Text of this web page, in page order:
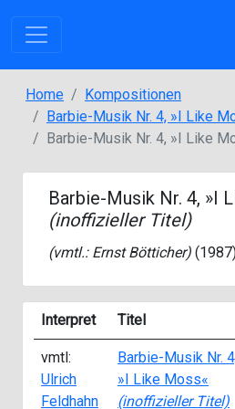
Home
Kompositionen
Barbie-Musik Nr. 4, »I Like
Barbie-Musik Nr. 4, »I Like
Barbie-Musik Nr. 4, »I
(inoffizieller Titel)
(vmtl.: Ernst Bötticher)
Interpret Titel
vmtl:
Ulrich
Feldhahn
Barbie-Musik Nr.
»I Like Moss«
(inoffizieller Titel)